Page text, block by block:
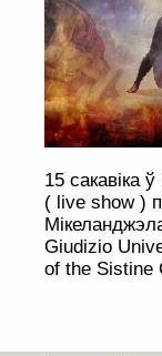
15 сакавіка
( live show )
Giudizio
of the Sistine